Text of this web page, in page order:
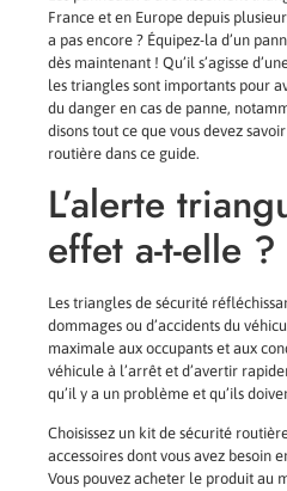
France et en Europe depuis
a pas encore ? Équipez-la d’un
dès maintenant ! Qu’il s’agisse
les triangles sont importants pour
du danger en cas de panne,
disons tout ce que vous devez
routière dans ce guide.
L’alerte
effet a-t-elle ?
Les triangles de sécurité
dommages ou d’accidents du
maximale aux occupants et aux
véhicule à l’arrêt et d’avertir
qu’il y a un problème et qu’ils
Choisissez un kit de sécurité
accessoires dont vous avez besoin
Vous pouvez acheter le produit au